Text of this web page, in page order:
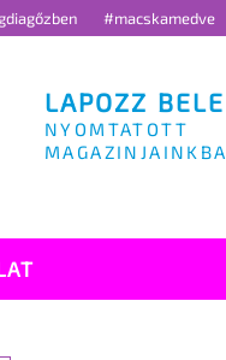
#macskamedve
LAPOZZ BELE
NYOMTATOTT
MAGAZINJAINKBA